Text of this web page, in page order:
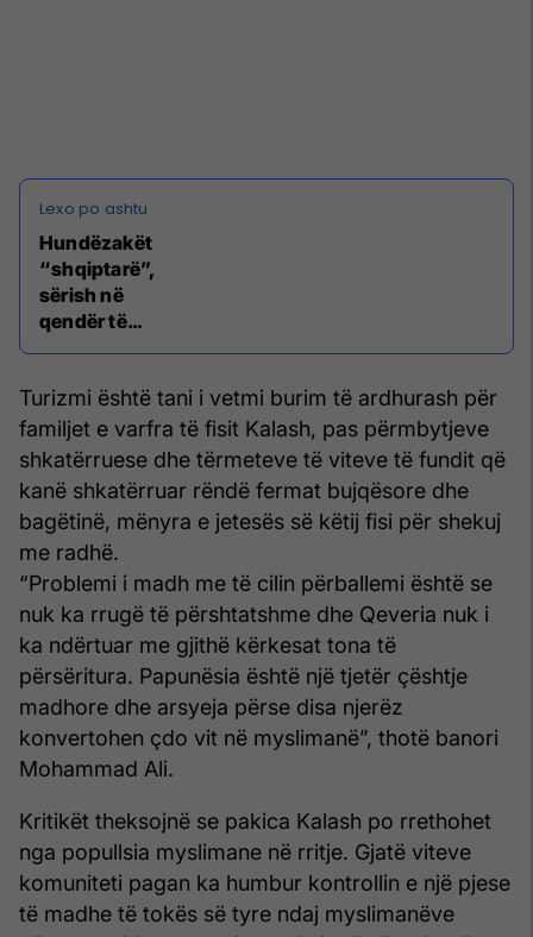
Hundëzakët
“shqiptarë”,
sërish në
qendër të
vëmendjes:
sekretin e
jetëgjatësisë
!
Turizmi është tani i vetmi burim të ardhurash për
familjet e varfra të fisit Kalash, pas përmbytjeve
shkatërruese dhe tërmeteve të viteve të fundit që
kanë shkatërruar rëndë fermat bujqësore dhe
bagëtinë, mënyra e jetesës së këtij fisi për shekuj
me radhë.
“Problemi i madh me të cilin përballemi është se
nuk ka rrugë të përshtatshme dhe Qeveria nuk i
ka ndërtuar me gjithë kërkesat tona të
përsëritura. Papunësia është një tjetër çështje
madhore dhe arsyeja përse disa njerëz
konvertohen çdo vit në myslimanë”, thotë banori
Mohammad Ali.
Kritikët theksojnë se pakica Kalash po rrethohet
nga popullsia myslimane në rritje. Gjatë viteve
komuniteti pagan ka humbur kontrollin e një pjese
të madhe të tokës së tyre ndaj myslimanëve